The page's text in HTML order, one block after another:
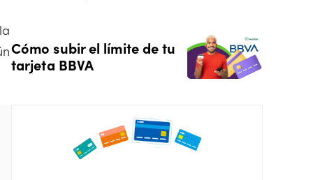
Cómo subir el límite de tu
tarjeta BBVA